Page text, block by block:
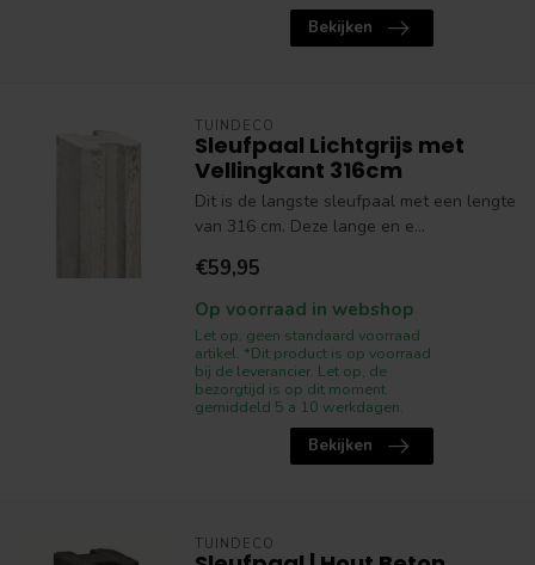
Bekijken
TUINDECO
Sleufpaal Lichtgrijs met
Vellingkant 316cm
Dit is de langste sleufpaal met een lengte
van 316 cm. Deze lange en e...
€59,95
Op voorraad in webshop
Let op, geen standaard voorraad
artikel. *Dit product is op voorraad
bij de leverancier. Let op, de
bezorgtijd is op dit moment
gemiddeld 5 a 10 werkdagen.
Bekijken
TUINDECO